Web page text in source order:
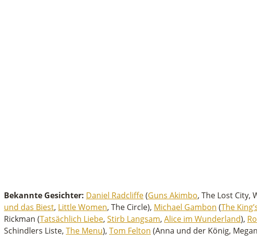
Bekannte Gesichter: Daniel Radcliffe(Guns Akimbo, The Lost City,
und das Biest, Little Women, The Circle), Michael Gambon (The
Rickman (Tatsächlich Liebe, Stirb Langsam, Alice im Wunderland),
Schindlers Liste, The Menu), Tom Felton (Anna und der König,